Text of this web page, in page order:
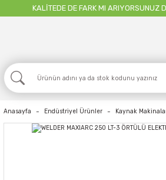
KALİTEDE DE FARK MI ARIYORSUNUZ
Anasayfa Endüstriyel Ürünler Kaynak